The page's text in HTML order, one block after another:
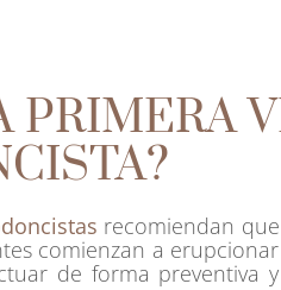
PRIMERA
recomiendan
comienzan a
de forma preventiva